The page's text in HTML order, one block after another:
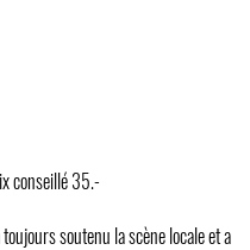
conseillé 35.-
soutenu la scène locale et a